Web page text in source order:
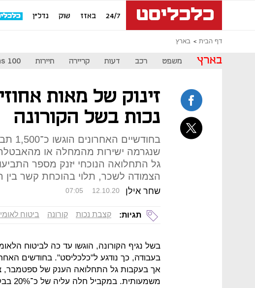
24/7 באזז שוק נדל"ן
דף הבית בארץ
בארץ משפט רכב דעות קריירה תיירות 100
זינוק של מאות
נכות בשל הקורונה
שנגרמה ישירות מהמחלה או
גל התחלואה הנוכחי יזנק מספר
הצמודה לשכר, תלוי בהוכחת קשר
שחר אילן 07:05 12.10.20
תגיות: קצבת נכות קורונה ביטוח לאומי
אך בעקבות גל התחלואה הענק של ספטמבר,